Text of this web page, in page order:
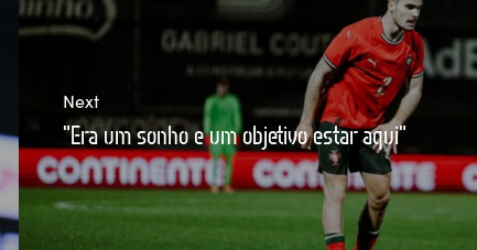
Next
"Era um sonho e um objetivo estar aqui"